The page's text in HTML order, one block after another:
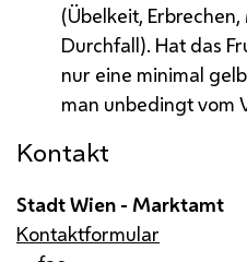
(Übelkeit,
Durchfall). Hat das
nur eine minimal
man unbedingt vom
Kontakt
Stadt Wien - Marktamt
Kontaktformular